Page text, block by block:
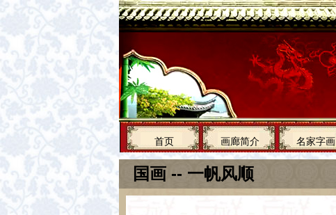
首页 画廊简介 名家字画
国画 -- 一帆风顺